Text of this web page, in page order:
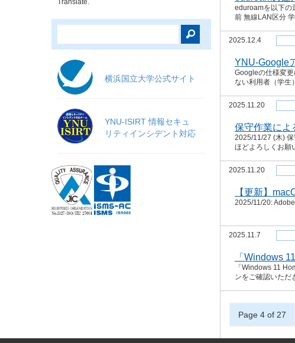
Translate.
横浜国立大学公式サイト
YNU-ISIRT 情報セキュ
リティインシデント対応
eduroamを以下の
前 無線LAN区分
2025.12.4
YNU-Google
Googleの仕様変
ない利用者（学生
2025.11.20
保守作業によ
2025/11/27 (木)
ほどよろしくお願
2025.11.20
【更新】
2025/11/20:
2025.11.7
「Windows
「Windows 11
ンをご確認いた
Page 4 of 27